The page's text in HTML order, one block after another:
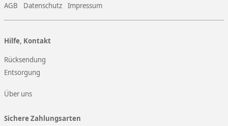
AGB Datenschutz Impressum
Hilfe, Kontakt
Rücksendung
Entsorgung
Über uns
Sichere Zahlungsarten